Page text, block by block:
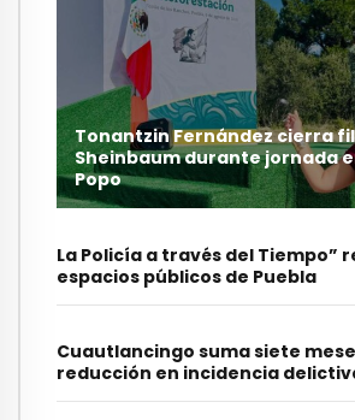
Tonantzin Fernández cierra
Sheinbaum durante jornada
Popo
La Policía a través del Tiempo”
espacios públicos de Puebla
Cuautlancingo suma siete
reducción en incidencia